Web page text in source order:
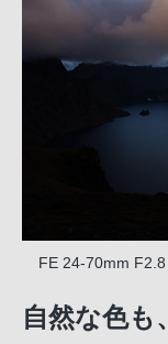
FE 24-70mm
自然な色も